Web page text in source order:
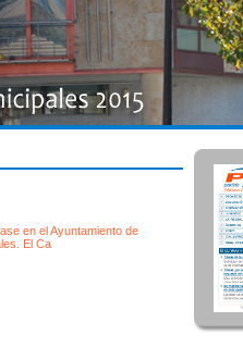
en el Ayuntamiento de
El Ca